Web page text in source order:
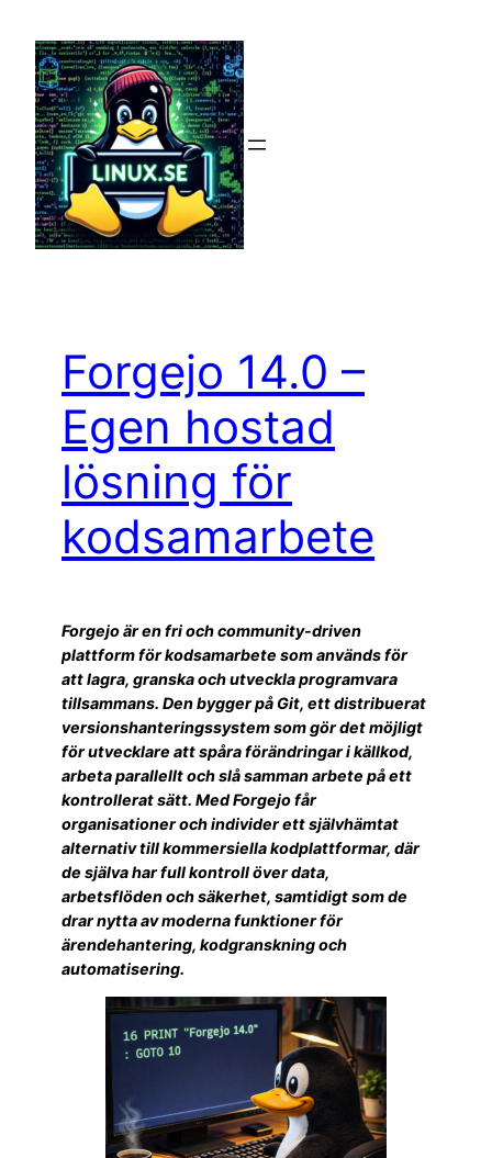
innehåll
Forgejo 14.0 –
Egen hostad
lösning för
kodsamarbete
Forgejo är en fri och community-driven
plattform för kodsamarbete som används för
att lagra, granska och utveckla programvara
tillsammans. Den bygger på Git, ett distribuerat
versionshanteringssystem som gör det möjligt
för utvecklare att spåra förändringar i källkod,
arbeta parallellt och slå samman arbete på ett
kontrollerat sätt. Med Forgejo får
organisationer och individer ett självhämtat
alternativ till kommersiella kodplattformar, där
de själva har full kontroll över data,
arbetsflöden och säkerhet, samtidigt som de
drar nytta av moderna funktioner för
ärendehantering, kodgranskning och
automatisering.